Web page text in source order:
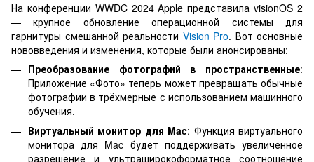
На конференции WWDC 2024 Apple представила visionOS 2
— крупное обновление операционной системы для
гарнитуры смешанной реальности Vision Pro. Вот основные
нововведения и изменения, которые были анонсированы:
Преобразование фотографий в пространственные:
Приложение «Фото» теперь может превращать обычные
фотографии в трёхмерные с использованием машинного
обучения.
Виртуальный монитор для Mac: Функция виртуального
монитора для Mac будет поддерживать увеличенное
разрешение и ультраширокоформатное соотношение